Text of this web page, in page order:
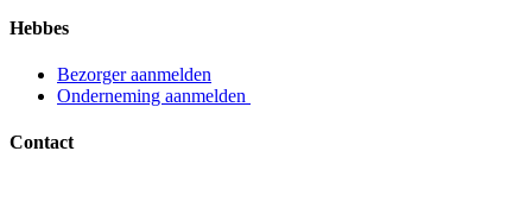
Hebbes
Bezorger aanmelden​​​​‌ ‍ ​‍​‍‌‍ ‌ ​‍‌‍‍‌‌‍‌ ‌‍‍‌‌‍ ‍​‍​‍​ ‍‍​‍​‍‌ ​ ‌‍​‌‌‍ ‍‌‍‍‌‌ ‌​‌ ‍‌​‍ ‍‌‍‍‌‌‍ ​‍​‍​‍ ​​‍​‍‌‍‍​‌ ​‍‌‍‌‌‌‍‌‍​‍​‍​ ‍‍​‍​‍‌‍‍​‌ ‌​‌ ‌​‌ ​​​ ‍‍​‍ ​‍ ‌‍ ​‌‍ ‌‍​ ‌‍​‌‌‍ ​‌‍‍​‌‍ ‌ ​ ‌ ‌​​ ‍‍​ ​ ​ ​ ​ ​ ​ ​ ​‍ ‌‍‍‌‌‍ ‍‌ ‌​‌‍‌‌‌‍ ‍‌ ‌​​‍ ‌‍‌‌‌‍‌​‌‍‍‌‌ ‌​​‍ ‌‍ ‌‌‍ ‌‍‌​‌‍‌‌​ ‌‌ ​​‌ ​‍‌‍‌‌‌ ​ ‌‍‌‌‌‍ ‍‌ ‌​‌‍​‌‌ ‌​‌‍‍‌‌‍ ‌‍ ‍​ ‍ ‌‍‍‌‌‍‌​​ ‌‌‍‌ ‌‍ ​‌‍ ‌‍​‍‌‍​‌‌‍ ​​ ‍ ‌ ‌​‌ ‍‌‌ ​​‌‍‌‌​ ‌‌‍‌ ‌‍ ​‌‍ ‌‍​‍‌‍​‌‌‍ ​​ ‍ ‌ ​​‌‍​‌‌ ‌​‌‍‍​​ ‌‌‍‌‍‌‍ ‌‍ ‌ ‌​‌‍‌‌‌ ​‍​‍ ‍‌ ​​‌‍​‌‌‍‌ ‌‍‌‌‌ ​ ​‍‌‌​ ‌‌‌​​‍‌‌ ‌‍‍ ‌‍‌‌‌ ‍‌​‍‌‌​ ​ ‌​‌​​‍‌‌​ ​ ‌​‌​​‍‌‌​ ​‍​ ​‍​ ‌ ​ ​‌‌‍​‍‌‍​ ​ ‌‌​ ‌ ​ ​‌​ ​‍​ ‌​​ ​​‌‍‌‌​ ‍‌​‍‌‌​ ​‍​ ​‍​‍‌‌​ ‌‌‌​‌​​‍ ‍‌‍ ​‌‍​‌‌‍​‍‌‍‌‌‌‍ ​​ ‌‍​‍‌‍​‌‌ ​ ‌‍‌‌‌‌‌‌‌ ​‍‌‍ ​​ ‌‌‍‍​‌ ‌​‌ ‌​‌ ​​​‍‌‌​ ​ ‌​​‌​‍‌‌​ ​‍‌​‌‍​‍‌‌​ ​‍‌​‌‍‌‍ ​‌‍ ‌‍​ ‌‍​‌‌‍ ​‌‍‍​‌‍ ‌ ​ ‌ ‌​​‍‌‌​ ​ ‌​​‌​ ​ ​ ​ ​ ​ ​ ​ ​‍‌‍‌‍‍‌‌‍‌​​ ‌‌‍‌ ‌‍ ​‌‍ ‌‍​‍‌‍​‌‌‍ ​​‍‌‍‌ ‌​‌ ‍‌‌ ​​‌‍‌‌​ ‌‌‍‌ ‌‍ ​‌‍ ‌‍​‍‌‍​‌‌‍ ​​‍‌‍‌ ​​‌‍​‌‌ ‌​‌‍‍​​ ‌‌‍‌‍‌‍ ‌‍ ‌ ‌​‌‍‌‌‌ ​‍​‍ ‍‌ ​​‌‍​‌‌‍‌ ‌‍‌‌‌ ​ ​‍‌‌​ ‌‌‌​​‍‌‌ ‌‍‍ ‌‍‌‌‌ ‍‌​‍‌‌​ ​ ‌​‌​​‍‌‌​ ​ ‌​‌​​‍‌‌​ ​‍​ ​‍​ ‌ ​ ​‌‌‍​‍‌‍​ ​ ‌‌​ ‌ ​ ​‌​ ​‍​ ‌​​ ​​‌‍‌‌​ ‍‌​‍‌‌​ ​‍​ ​‍​‍‌‌​ ‌‌‌​‌​​‍ ‍‌‍ ​‌‍​‌‌‍​‍‌‍‌‌‌‍ ​​‍‌‍‌ ​​‌‍‌‌‌ ​‍‌ ​ ‌ ​​‌‍‌‌‌‍​ ‌ ‌​‌‍‍‌‌ ‌‍‌‍‌‌​ ‌‌ ​​‌ ‌‌‌‍​‍‌‍ ​‌‍‍‌‌ ​ ‌‍‍​‌‍‌‌‌‍‌​​‍​‍‌ ‌
Onderneming aanmelden ​​​​‌ ‍ ​‍​‍‌‍ ‌ ​‍‌‍‍‌‌‍‌ ‌‍‍‌‌‍ ‍​‍​‍​ ‍‍​‍​‍‌ ​ ‌‍​‌‌‍ ‍‌‍‍‌‌ ‌​‌ ‍‌​‍ ‍‌‍‍‌‌‍ ​‍​‍​‍ ​​‍​‍‌‍‍​‌ ​‍‌‍‌‌‌‍‌‍​‍​‍​ ‍‍​‍​‍‌‍‍​‌ ‌​‌ ‌​‌ ​​​ ‍‍​‍ ​‍ ‌‍ ​‌‍ ‌‍​ ‌‍​‌‌‍ ​‌‍‍​‌‍ ‌ ​ ‌ ‌​​ ‍‍​ ​ ​ ​ ​ ​ ​ ​ ​‍ ‌‍‍‌‌‍ ‍‌ ‌​‌‍‌‌‌‍ ‍‌ ‌​​‍ ‌‍‌‌‌‍‌​‌‍‍‌‌ ‌​​‍ ‌‍ ‌‌‍ ‌‍‌​‌‍‌‌​ ‌‌ ​​‌ ​‍‌‍‌‌‌ ​ ‌‍‌‌‌‍ ‍‌ ‌​‌‍​‌‌ ‌​‌‍‍‌‌‍ ‌‍ ‍​ ‍ ‌‍‍‌‌‍‌​​ ‌‌‍‌ ‌‍ ​‌‍ ‌‍​‍‌‍​‌‌‍ ​​ ‍ ‌ ‌​‌ ‍‌‌ ​​‌‍‌‌​ ‌‌‍‌ ‌‍ ​‌‍ ‌‍​‍‌‍​‌‌‍ ​​ ‍ ‌ ​​‌‍​‌‌ ‌​‌‍‍​​ ‌‌‍‌‍‌‍ ‌‍ ‌ ‌​‌‍‌‌‌ ​‍​‍ ‍‌ ​​‌‍​‌‌‍‌ ‌‍‌‌‌ ​ ​‍‌‌​ ‌‌‌​​‍‌‌ ‌‍‍ ‌‍‌‌‌ ‍‌​‍‌‌​ ​ ‌​‌​​‍‌‌​ ​ ‌​‌​​‍‌‌​ ​‍​ ​‍​ ‌ ​ ‌ ​ ‍‌​ ​ ​ ​‌‌‍​ ‌‍​‌​ ‌‍​ ​‌‌‍​‍​ ‌‍‌‍​ ​‍‌‌​ ​‍​ ​‍​‍‌‌​ ‌‌‌​‌​​‍ ‍‌‍ ​‌‍​‌‌‍​‍‌‍‌‌‌‍ ​​ ‌‍​‍‌‍​‌‌ ​ ‌‍‌‌‌‌‌‌‌ ​‍‌‍ ​​ ‌‌‍‍​‌ ‌​‌ ‌​‌ ​​​‍‌‌​ ​ ‌​​‌​‍‌‌​ ​‍‌​‌‍​‍‌‌​ ​‍‌​‌‍‌‍ ​‌‍ ‌‍​ ‌‍​‌‌‍ ​‌‍‍​‌‍ ‌ ​ ‌ ‌​​‍‌‌​ ​ ‌​​‌​ ​ ​ ​ ​ ​ ​ ​ ​‍‌‍‌‍‍‌‌‍‌​​ ‌‌‍‌ ‌‍ ​‌‍ ‌‍​‍‌‍​‌‌‍ ​​‍‌‍‌ ‌​‌ ‍‌‌ ​​‌‍‌‌​ ‌‌‍‌ ‌‍ ​‌‍ ‌‍​‍‌‍​‌‌‍ ​​‍‌‍‌ ​​‌‍​‌‌ ‌​‌‍‍​​ ‌‌‍‌‍‌‍ ‌‍ ‌ ‌​‌‍‌‌‌ ​‍​‍ ‍‌ ​​‌‍​‌‌‍‌ ‌‍‌‌‌ ​ ​‍‌‌​ ‌‌‌​​‍‌‌ ‌‍‍ ‌‍‌‌‌ ‍‌​‍‌‌​ ​ ‌​‌​​‍‌‌​ ​ ‌​‌​​‍‌‌​ ​‍​ ​‍​ ‌ ​ ‌ ​ ‍‌​ ​ ​ ​‌‌‍​ ‌‍​‌​ ‌‍​ ​‌‌‍​‍​ ‌‍‌‍​ ​‍‌‌​ ​‍​ ​‍​‍‌‌​ ‌‌‌​‌​​‍ ‍‌‍ ​‌‍​‌‌‍​‍‌‍‌‌‌‍ ​​‍‌‍‌ ​​‌‍‌‌‌ ​‍‌ ​ ‌ ​​‌‍‌‌‌‍​ ‌ ‌​‌‍‍‌‌ ‌‍‌‍‌‌​ ‌‌ ​​‌ ‌‌‌‍​‍‌‍ ​‌‍‍‌‌ ​ ‌‍‍​‌‍‌‌‌‍‌​​‍​‍‌ ‌
Contact